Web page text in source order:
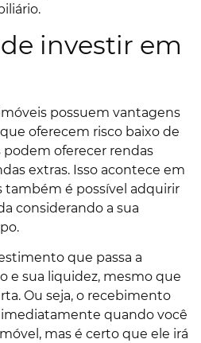
investir em
possuem vantagens
oferecem risco baixo de
podem oferecer rendas
extras. Isso acontece em
também é possível adquirir
considerando a sua
que passa a
e sua liquidez, mesmo que
Ou seja, o recebimento
quando você
mas é certo que ele irá